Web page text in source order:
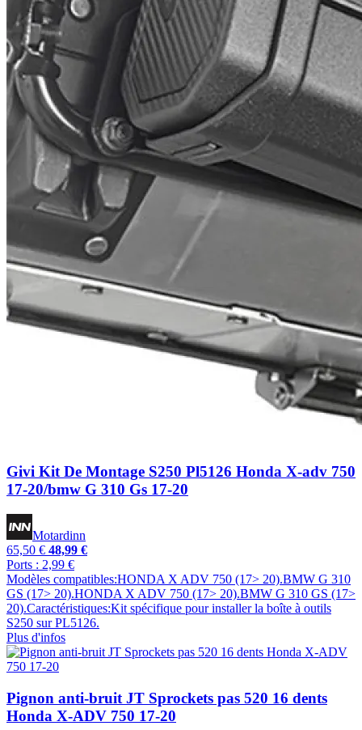
Givi Kit De Montage S250 Pl5126 Honda X-adv 750
17-20/bmw G 310 Gs 17-20
Motardinn
65,50 € 48,99 €
Ports : 2,99 €
Modèles compatibles:HONDA X ADV 750 (17> 20).BMW G 310
GS (17> 20).HONDA X ADV 750 (17> 20).BMW G 310 GS (17>
20).Caractéristiques:Kit spécifique pour installer la boîte à outils
S250 sur PL5126.
Plus d'infos
Pignon anti-bruit JT Sprockets pas 520 16 dents
Honda X-ADV 750 17-20